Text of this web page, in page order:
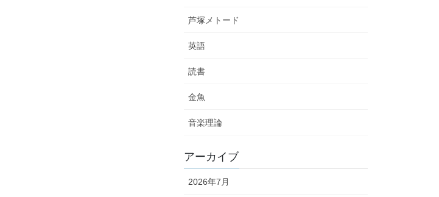
芦塚メトード
英語
読書
金魚
音楽理論
アーカイブ
2026年7月